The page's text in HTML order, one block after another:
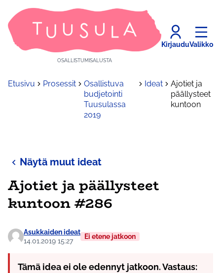
OSALLISTUMISALUSTA
KirjauduValikko
Etusivu Prosessit
Osallistuva
budjetointi
Tuusulassa
2019
Ideat
Ajotiet ja
päällysteet
kuntoon
Näytä muut ideat
Ajotiet ja päällysteet
kuntoon #286
Asukkaiden ideat
14.01.2019 15:27
Ei etene jatkoon
Tämä idea ei ole edennyt jatkoon. Vastaus: